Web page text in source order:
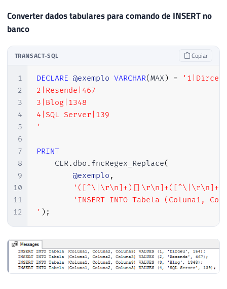
Converter dados tabulares para comando de INSERT no
banco
TRANSACT-SQL Copiar
1
2
3
4
5
6
7
8
9
10
11
12
DECLARE @exemplo VARCHAR(MAX) =
2|Resende|467
3|Blog|1348
4|SQL Server|139
'
PRINT
    CLR
. dbo . fncRegex_Replace(
@exemplo ,
'INSERT INTO Tabela (Coluna1,
' ) ;